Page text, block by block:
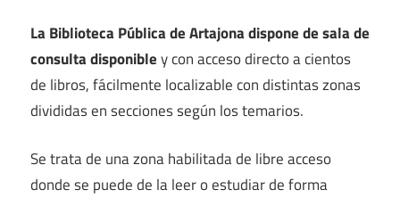
La Biblioteca Pública de Artajona dispone de sala de
consulta disponibley con acceso directo a cientos
de libros, fácilmente localizable con distintas zonas
divididas en secciones según los temarios.
Se trata de una zona habilitada de libre acceso
donde se puede de la leer o estudiar de forma